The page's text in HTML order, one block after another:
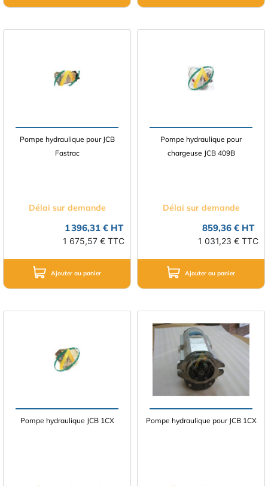
Pompe hydraulique pour JCB
Fastrac
Délai sur demande
1 396,31 € HT
1 675,57 € TTC
Ajouter au panier
Pompe hydraulique pour
chargeuse JCB 409B
Délai sur demande
859,36 € HT
1 031,23 € TTC
Ajouter au panier
Pompe hydraulique JCB 1CX Pompe hydraulique pour JCB 1CX